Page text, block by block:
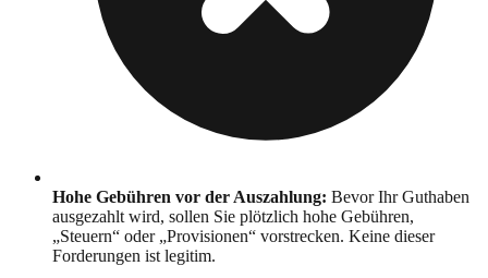
Hohe Gebühren vor der Auszahlung: Bevor Ihr Guthaben
ausgezahlt wird, sollen Sie plötzlich hohe Gebühren,
„Steuern“ oder „Provisionen“ vorstrecken. Keine dieser
Forderungen ist legitim.